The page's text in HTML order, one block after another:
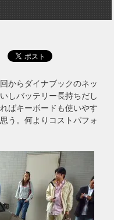
からダイナブックのネッ
しバッテリー長持ちだし
ばキーボードも使いやす
う。何よりコストパフォ